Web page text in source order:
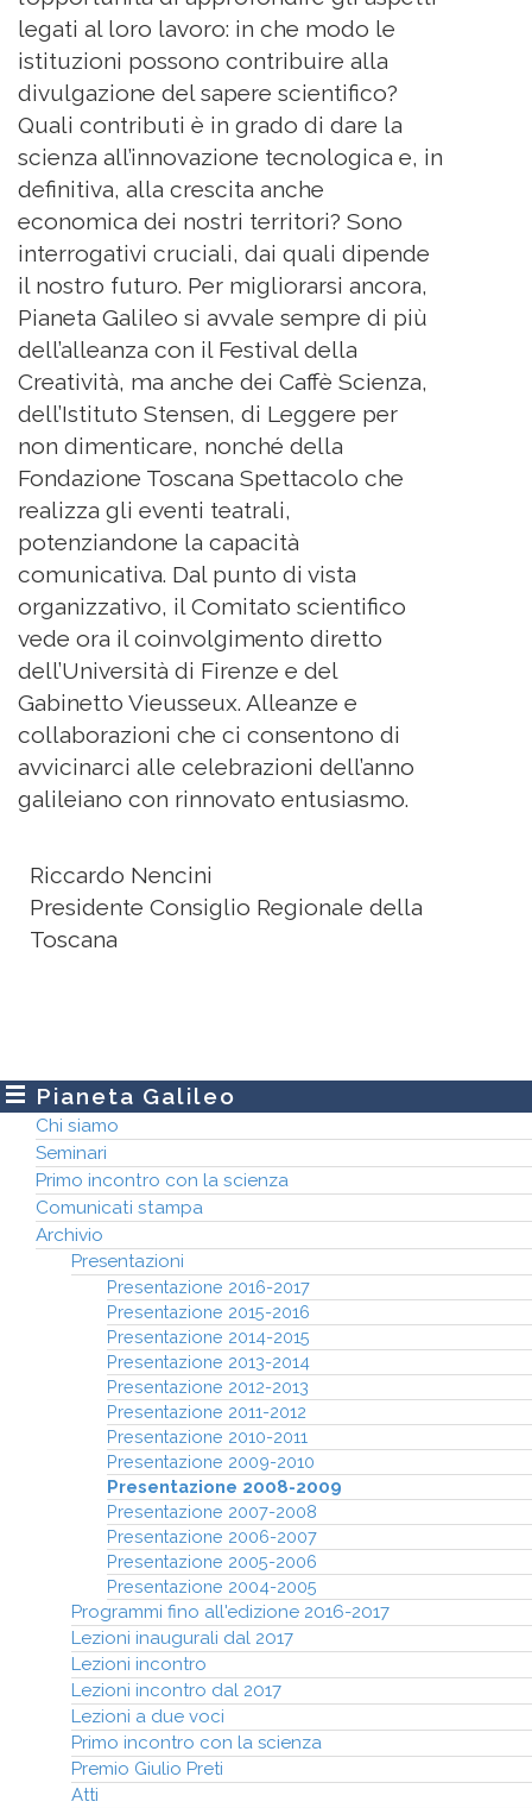
legati al loro lavoro: in che modo le
istituzioni possono contribuire alla
divulgazione del sapere scientifico?
Quali contributi è in grado di dare la
scienza all’innovazione tecnologica e, in
definitiva, alla crescita anche
economica dei nostri territori? Sono
interrogativi cruciali, dai quali dipende
il nostro futuro. Per migliorarsi ancora,
Pianeta Galileo si avvale sempre di più
dell’alleanza con il Festival della
Creatività, ma anche dei Caffè Scienza,
dell’Istituto Stensen, di Leggere per
non dimenticare, nonché della
Fondazione Toscana Spettacolo che
realizza gli eventi teatrali,
potenziandone la capacità
comunicativa. Dal punto di vista
organizzativo, il Comitato scientifico
vede ora il coinvolgimento diretto
dell’Università di Firenze e del
Gabinetto Vieusseux. Alleanze e
collaborazioni che ci consentono di
avvicinarci alle celebrazioni dell’anno
galileiano con rinnovato entusiasmo.
Riccardo Nencini
Presidente Consiglio Regionale della
Toscana
Pianeta Galileo
Chi siamo
Seminari
Primo incontro con la scienza
Comunicati stampa
Archivio
Presentazioni
Presentazione 2016-2017
Presentazione 2015-2016
Presentazione 2014-2015
Presentazione 2013-2014
Presentazione 2012-2013
Presentazione 2011-2012
Presentazione 2010-2011
Presentazione 2009-2010
Presentazione 2008-2009
Presentazione 2007-2008
Presentazione 2006-2007
Presentazione 2005-2006
Presentazione 2004-2005
Programmi fino all'edizione 2016-2017
Lezioni inaugurali dal 2017
Lezioni incontro
Lezioni incontro dal 2017
Lezioni a due voci
Primo incontro con la scienza
Premio Giulio Preti
Atti